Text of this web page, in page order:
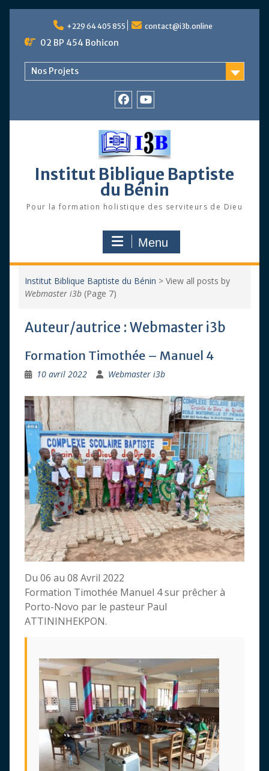
content
+229 64 405 855 contact@i3b.online
02 BP 454 Bohicon
Nos Projets
Youtube
Institut Biblique Baptiste
du Bénin
Pour la formation holistique des serviteurs de Dieu
Menu
Institut Biblique Baptiste du Bénin > View all posts by
Webmaster i3b(Page 7)
Auteur/autrice : Webmaster i3b
Formation Timothée – Manuel 4
10 avril 2022 Webmaster i3b
Du 06 au 08 Avril 2022
Formation Timothée Manuel 4 sur prêcher à
Porto-Novo par le pasteur Paul
ATTININHEKPON.